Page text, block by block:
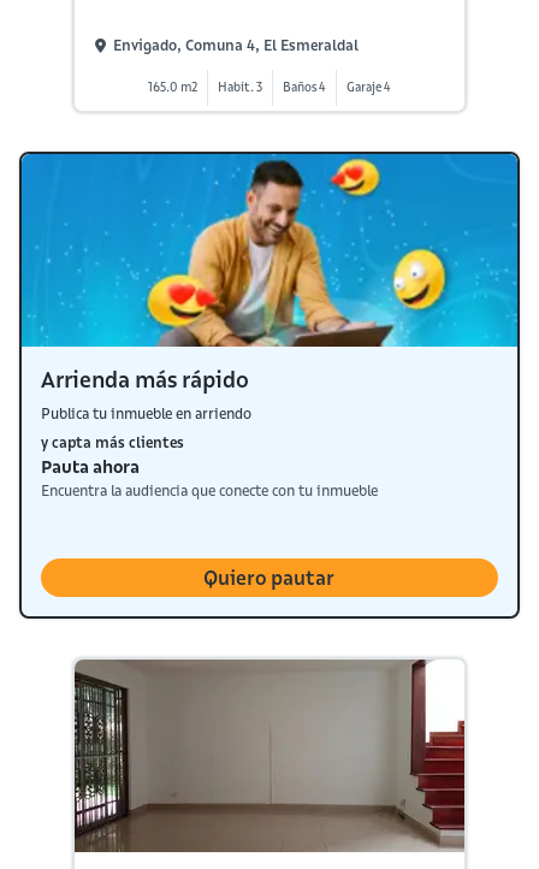
Envigado, Comuna 4, El Esmeraldal
165.0 m2 Habit. 3 Baños 4 Garaje 4
Arrienda más rápido
Publica tu inmueble en arriendo
y capta más clientes
Pauta ahora
Encuentra la audiencia que conecte con tu inmueble
Quiero pautar